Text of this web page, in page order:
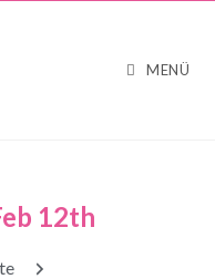
MENÜ
12th
Weiter